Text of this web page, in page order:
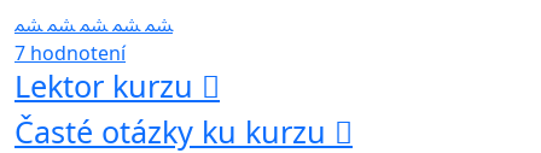
7 hodnotení
Lektor kurzu
Časté otázky ku kurzu